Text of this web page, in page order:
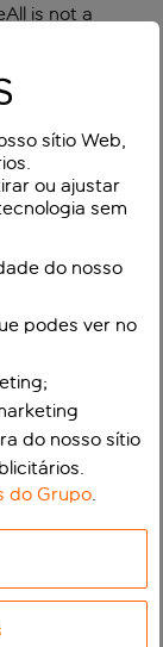
is not a
sítio Web,
ou ajustar
sem
do nosso
podes ver no
do nosso sítio
do Grupo.